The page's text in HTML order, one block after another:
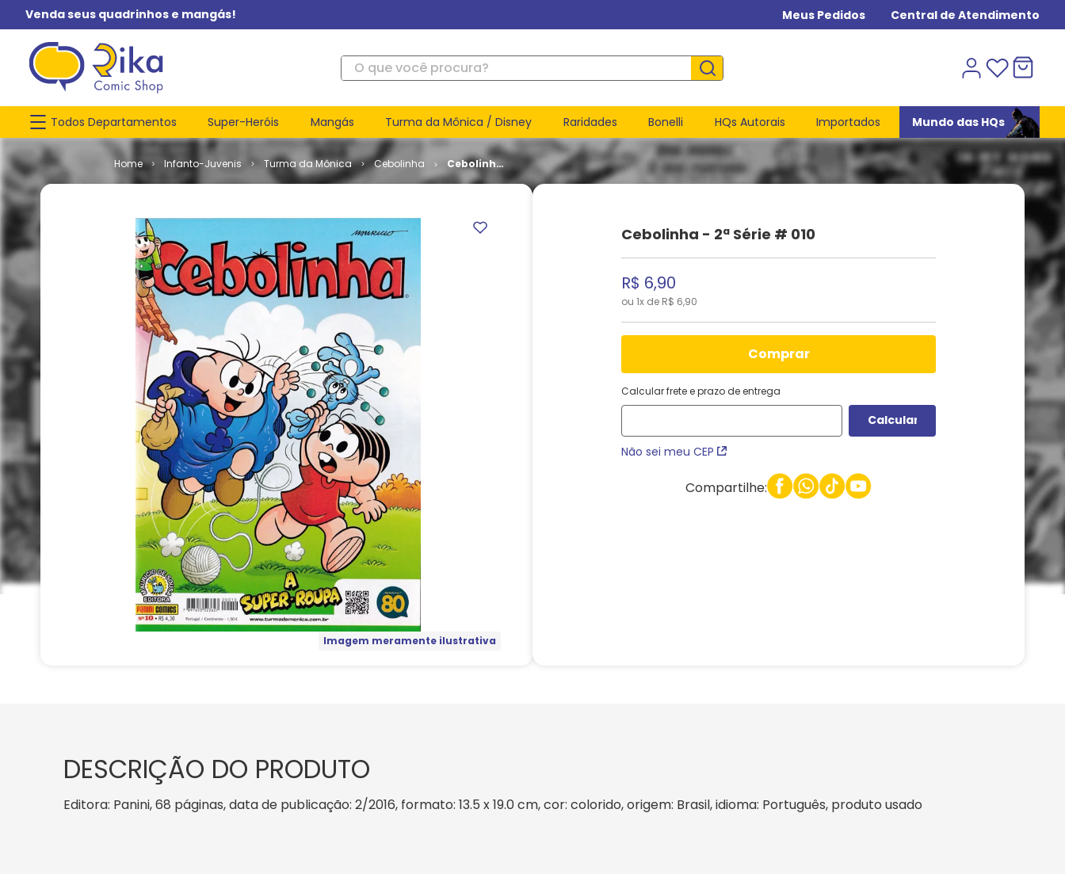
Venda seus quadrinhos e mangás! Meus Pedidos Central de Atendimento
O que você procura?
Todos Departamentos Super-Heróis Mangás Turma da Mônica / Disney Raridades Bonelli HQs Autorais Importados Mundo das HQs
Infanto-Juvenis Turma da Mônica Cebolinha
Cebolinha
- 2ª Série
Imagem meramente ilustrativa
Cebolinha - 2ª Série # 010
R$ 6,90
ou 1x de R$ 6,90
comprar
Calcular frete e prazo de entrega
Não sei meu CEP
Compartilhe:
DESCRIÇÃO DO PRODUTO
Editora: Panini, 68 páginas, data de publicação: 2/2016, formato: 13.5 x 19.0 cm, cor: colorido, origem: Brasil, idioma: Português, produto usado